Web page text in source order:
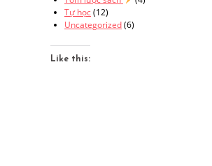
Tự học(12)
Uncategorized(6)
Like this: